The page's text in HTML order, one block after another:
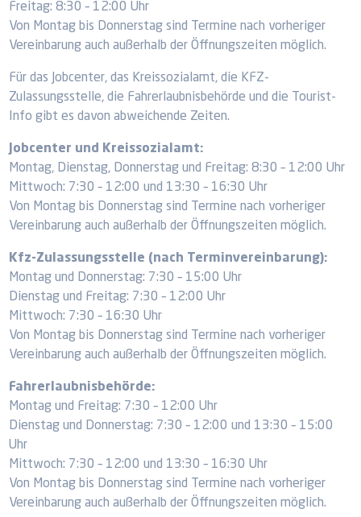
Freitag: 8:30 – 12:00 Uhr
Von Montag bis Donnerstag sind Termine nach vorheriger
Vereinbarung auch außerhalb der Öffnungszeiten möglich.
Für das Jobcenter, das Kreissozialamt, die KFZ-
Zulassungsstelle, die Fahrerlaubnisbehörde und die Tourist-
Info gibt es davon abweichende Zeiten.
Jobcenter und Kreissozialamt:
Montag, Dienstag, Donnerstag und Freitag: 8:30 – 12:00 Uhr
Mittwoch: 7:30 – 12:00 und 13:30 – 16:30 Uhr
Von Montag bis Donnerstag sind Termine nach vorheriger
Vereinbarung auch außerhalb der Öffnungszeiten möglich.
Kfz-Zulassungsstelle (nach Terminvereinbarung):
Montag und Donnerstag: 7:30 – 15:00 Uhr
Dienstag und Freitag: 7:30 – 12:00 Uhr
Mittwoch: 7:30 – 16:30 Uhr
Von Montag bis Donnerstag sind Termine nach vorheriger
Vereinbarung auch außerhalb der Öffnungszeiten möglich.
Fahrerlaubnisbehörde:
Montag und Freitag: 7:30 – 12:00 Uhr
Dienstag und Donnerstag: 7:30 – 12:00 und 13:30 – 15:00
Uhr
Mittwoch: 7:30 – 12:00 und 13:30 – 16:30 Uhr
Von Montag bis Donnerstag sind Termine nach vorheriger
Vereinbarung auch außerhalb der Öffnungszeiten möglich.